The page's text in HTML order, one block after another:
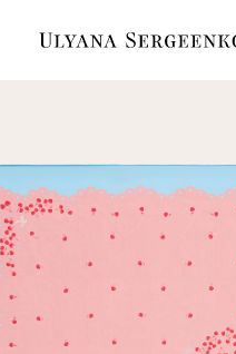
Служба поддержки+7 495
Пн—Пт
Новый
клиент